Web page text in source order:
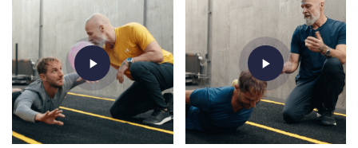
play_arrow play_arrow